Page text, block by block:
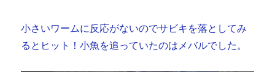
小さいワームに反応がないのでサビキを落としてみ
るとヒット！小魚を追っていたのはメバルでした。